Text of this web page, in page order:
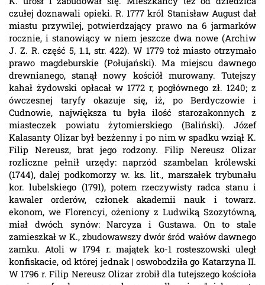
czułej doznawali opieki. R. 1777 król Stanisław August dał
miastu przywilej, potwierdzający prawo na 6 jarmarków
rocznie, i stanowiący w niem jeszcze dwa nowe (Archiw
J. Z. R. część 5, 1.1, str. 422). W 1779 toż miasto otrzymało
prawo magdeburskie (Połujański). Ma miejscu dawnego
drewnianego, stanął nowy kościół murowany. Tutejszy
kahał żydowski opłacał w 1772 r, pogłównego zł. 1240; z
ówczesnej taryfy okazuje się, iż, po Berdyczowie i
Cudnowie, największa tu była ilość starozakonnych z
miasteczek powiatu żytomierskiego (Baliński). Józef
Kalasanty Olizar był bezżenny i po nim w spadku wziął K.
Filip Nereusz, brat jego rodzony. Filip Nereusz Olizar
rozliczne pełnił urzędy: naprzód szambelan królewski
(1744), dalej podkomorzy w. ks. lit., marszałek trybunału
kor. lubelskiego (1791), potem rzeczywisty radca stanu i
kawaler orderów, członek akademii nauk i towarz.
ekonom, we Florencyi, ożeniony z Ludwiką Szozytówną,
miał dwóch synów: Narcyza i Gustawa. On to stale
zamieszkał w K., zbudowawszy dwór śród wałów dawnego
zamku. Atoli w 1794 r. majątek ko-1 rosteszowski uległ
konfiskacie, od której jednak | oswobodziła go Katarzyna II.
W 1796 r. Filip Nereusz Olizar zrobił dla tutejszego kościoła